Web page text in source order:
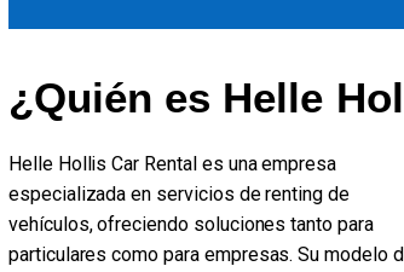
¿Quién es Helle
Helle Hollis Car Rental es una empresa
especializada en servicios de renting de
vehículos, ofreciendo soluciones tanto para
particulares como para empresas. Su modelo